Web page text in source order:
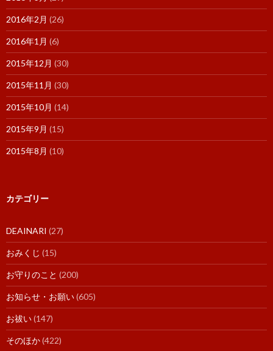
2016年2月 (26)
2016年1月 (6)
2015年12月 (30)
2015年11月 (30)
2015年10月 (14)
2015年9月 (15)
2015年8月 (10)
カテゴリー
DEAINARI (27)
おみくじ (15)
お守りのこと (200)
お知らせ・お願い(605)
お祓い(147)
そのほか(422)